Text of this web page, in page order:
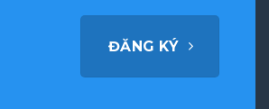
ĐĂNG KÝ